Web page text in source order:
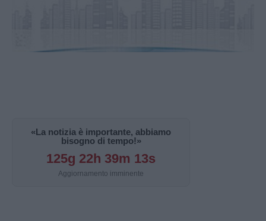
«La notizia è importante, abbiamo
bisogno di tempo!»
125g 22h 39m 13s
Aggiornamento imminente